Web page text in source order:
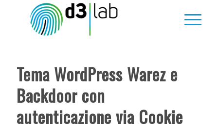
Tema WordPress Warez e
Backdoor con
autenticazione via Cookie